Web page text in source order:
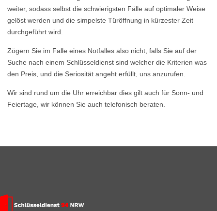
weiter, sodass selbst die schwierigsten Fälle auf optimaler Weise
gelöst werden und die simpelste Türöffnung in kürzester Zeit
durchgeführt wird.
Zögern Sie im Falle eines Notfalles also nicht, falls Sie auf der
Suche nach einem Schlüsseldienst sind welcher die Kriterien was
den Preis, und die Seriosität angeht erfüllt, uns anzurufen.
Wir sind rund um die Uhr erreichbar dies gilt auch für Sonn- und
Feiertage, wir können Sie auch telefonisch beraten.